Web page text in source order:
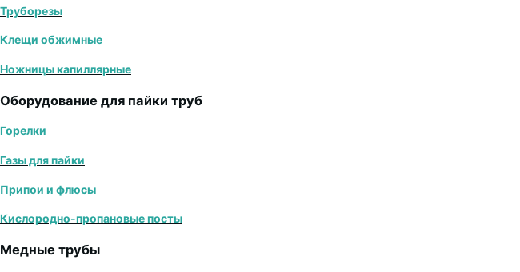
Труборезы
Клещи обжимные
Ножницы капиллярные
Оборудование для пайки труб
Горелки
Газы для пайки
Припои и флюсы
Кислородно-пропановые посты
Медные трубы